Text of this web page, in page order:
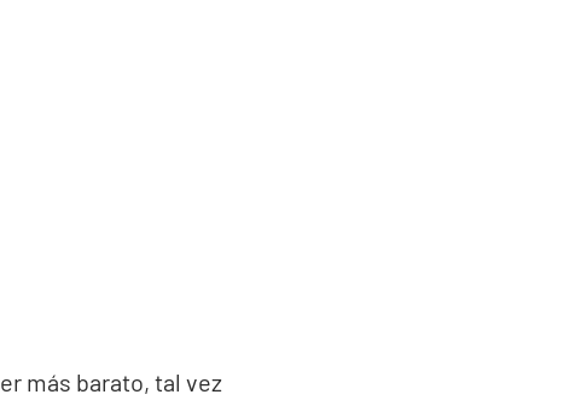
más barato, tal vez